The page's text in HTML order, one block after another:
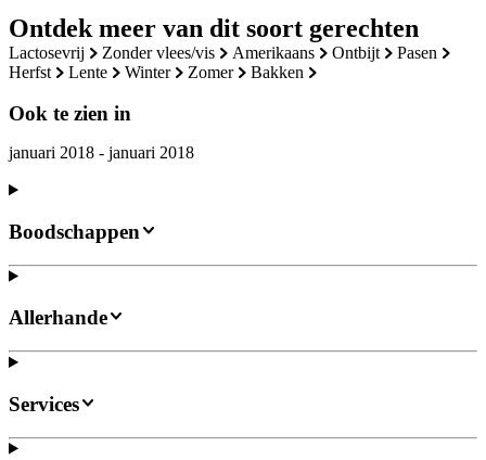
Ontdek meer van dit soort gerechten
lactosevrij zonder vlees/vis amerikaans ontbijt
pasen
herfst
lente winter zomer bakken
Ook te zien in
januari 2018 - januari 2018
Boodschappen
Allerhande
Services